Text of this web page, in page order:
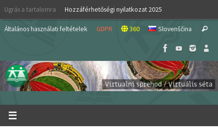
Skip
content
Ugrás a tartalomra Hozzáférhetőségi nyilatkozat 2025
Általános használati feltételek GDPR 360 Slovenščina Search